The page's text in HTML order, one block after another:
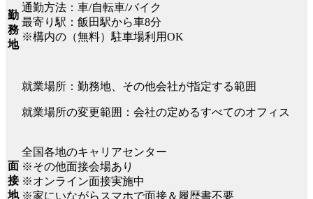
勤
務
地
通勤方法：車/自転車/バイク
最寄り駅：飯田駅から車8分
※構内の（無料）駐車場利用OK
就業場所：勤務地、その他会社が指定する範囲
就業場所の変更範囲：会社の定めるすべてのオフィス
面
接
地
全国各地のキャリアセンター
※その他面接会場あり
※オンライン面接実施中
※家にいながらスマホで面接＆履歴書不要